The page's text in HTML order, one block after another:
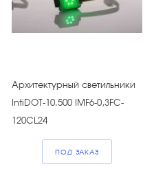
Архитектурный светильники
IntiDOT-10.500 IMF6-0,3FC-
120CL24
ПОД ЗАКАЗ